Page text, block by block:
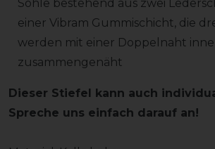
Sohle bestehend aus zwei
einer Vibram Gummischicht, die
werden mit einer Doppelnaht
zusammengenäht
Dieser Stiefel kann auch
Spreche uns einfach darauf an!